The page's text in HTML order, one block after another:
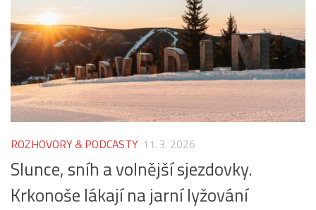
ROZHOVORY & PODCASTY 11. 3. 2026
Slunce, sníh a volnější sjezdovky.
Krkonoše lákají na jarní lyžování